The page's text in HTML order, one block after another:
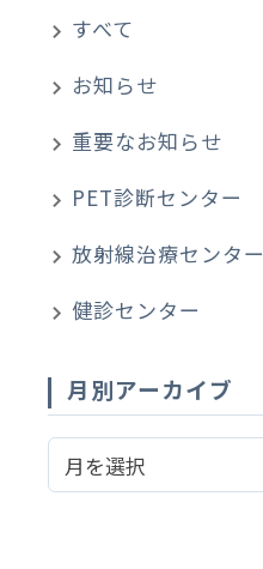
すべて
お知らせ
重要なお知らせ
PET診断センター
放射線治療センター
健診センター
月別アーカイブ